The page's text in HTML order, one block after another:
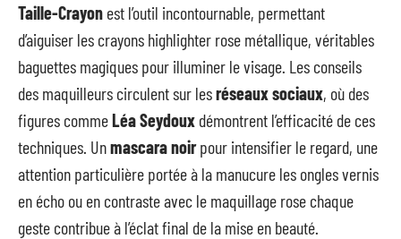
Taille-Crayon est l’outil incontournable, permettant
d’aiguiser les crayons highlighter rose métallique, véritables
baguettes magiques pour illuminer le visage. Les conseils
des maquilleurs circulent sur lesréseaux sociaux, où des
figures commeLéa Seydoux démontrent l’efficacité de ces
techniques. Unmascara noirpour intensifier le regard, une
attention particulière portée à la manucure les ongles vernis
en écho ou en contraste avec le maquillage rose chaque
geste contribue à l’éclat final de la mise en beauté.